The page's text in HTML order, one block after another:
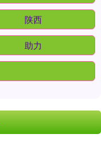
陕西
助力